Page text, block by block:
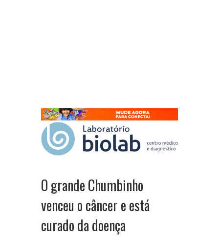
O grande Chumbinho
venceu o câncer e está
curado da doença